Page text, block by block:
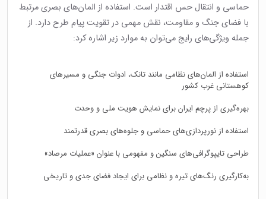
حماسی و انتقال حس اقتدار است. استفاده از المان‌های بصری مرتبط
با فضای جنگ و مقاومت، نقش مهمی در تقویت پیام طرح دارد. از
جمله ویژگی‌های رایج می‌توان به موارد زیر اشاره کرد:
استفاده از المان‌های نظامی مانند تانک، ادوات جنگی و مسیرهای
کوهستانی غرب کشور
بهره‌گیری از پرچم ایران برای نمایش هویت ملی و وحدت
استفاده از نورپردازی‌های حماسی و جلوه‌های بصری قدرتمند
طراحی تایپوگرافی‌های سنگین و مفهومی با عنوان «عملیات مرصاد»
به‌کارگیری رنگ‌های تیره و نظامی برای ایجاد فضای جدی و تاریخی